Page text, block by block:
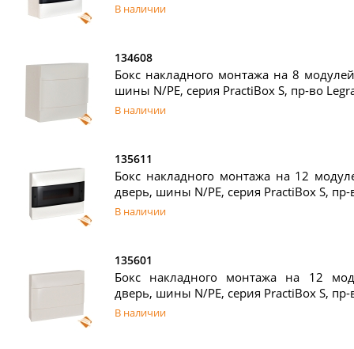
В наличии
134608
Бокс накладного монтажа на 8
шины N/PE, серия PractiBox S, пр-во
В наличии
135611
Бокс накладного монтажа на 12
дверь, шины N/PE, серия PractiBox S, пр-
В наличии
135601
Бокс накладного монтажа на 12
дверь, шины N/PE, серия PractiBox S, пр-
В наличии